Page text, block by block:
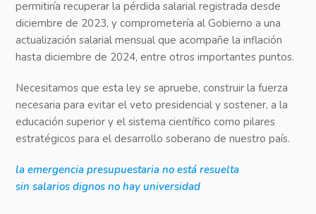
permitiría recuperar la pérdida salarial registrada desde
diciembre de 2023, y comprometería al Gobierno a una
actualización salarial mensual que acompañe la inflación
hasta diciembre de 2024, entre otros importantes puntos.
Necesitamos que esta ley se apruebe, construir la fuerza
necesaria para evitar el veto presidencial y sostener, a la
educación superior y el sistema científico como pilares
estratégicos para el desarrollo soberano de nuestro país.
la emergencia presupuestaria no está resuelta
sin salarios dignos no hay universidad